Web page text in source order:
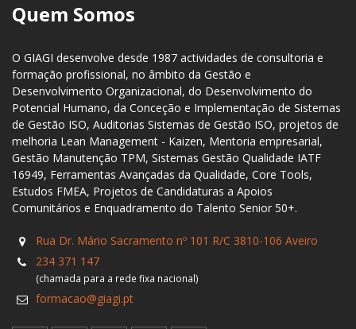
Quem Somos
O GIAGI desenvolve desde 1987 actividades de consultoria e
formação profissional, no âmbito da Gestão e
Desenvolvimento Organizacional, do Desenvolvimento do
Potencial Humano, da Conceção e Implementação de Sistemas
de Gestão ISO, Auditorias Sistemas de Gestão ISO, projetos de
melhoria Lean Management - Kaizen, Mentoria empresarial,
Gestão Manutenção TPM, Sistemas Gestão Qualidade IATF
16949, Ferramentas Avançadas da Qualidade, Core Tools,
Estudos FMEA, Projetos de Candidaturas a Apoios
Comunitários e Enquadramento do Talento Senior 50+.
Rua Dr. Mário Sacramento nº 101 R/C 3810-106 Aveiro
234 371 147
(chamada para a rede fixa nacional)
formacao@giagi.pt